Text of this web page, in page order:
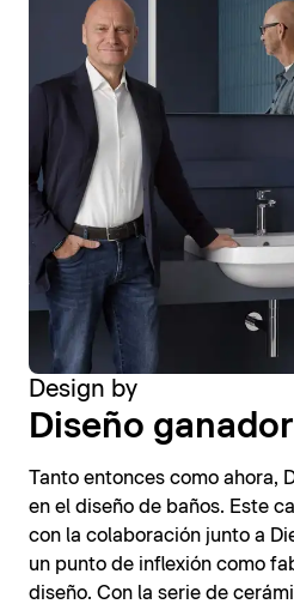
Design by
Diseño ganador
Tanto entonces como ahora,
en el diseño de baños. Este
con la colaboración junto a
un punto de inflexión como
diseño. Con la serie de